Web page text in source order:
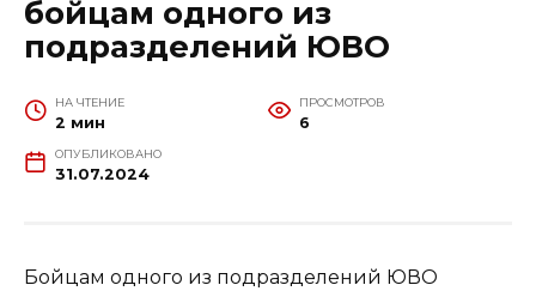
бойцам одного из
подразделений ЮВО
НА ЧТЕНИЕ
2 мин
ПРОСМОТРОВ
6
ОПУБЛИКОВАНО
31.07.2024
Бойцам одного из подразделений ЮВО